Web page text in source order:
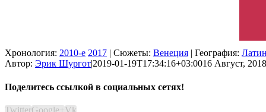
Хронология: 2010-е 2017 | Сюжеты: Венеция | География:
Автор: Эрик Шургот|2019-01-19T17:34:16+03:0016 Август,
Поделитесь ссылкой в социальных сетях!
TwitterGoogle+Vk